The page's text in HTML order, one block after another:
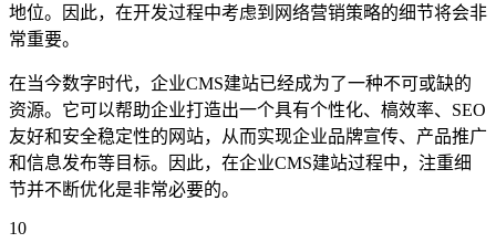
地位。因此，在开发过程中考虑到网络营销策略的细节将会非
常重要。
在当今数字时代，企业CMS建站已经成为了一种不可或缺的
资源。它可以帮助企业打造出一个具有个性化、槁效率、SEO
友好和安全稳定性的网站，从而实现企业品牌宣传、产品推广
和信息发布等目标。因此，在企业CMS建站过程中，注重细
节并不断优化是非常必要的。
10